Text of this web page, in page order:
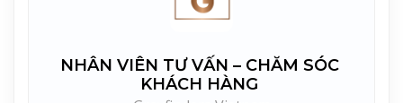
NHÂN VIÊN TƯ VẤN – CHĂM SÓC
KHÁCH HÀNG